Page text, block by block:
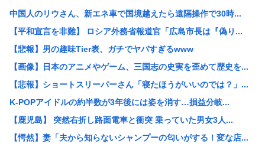
中国人のリウさん、新エネ車で国境越えたら遠隔操作で30時...
【平和宣言を非難】 ロシア外務省報道官「広島市長は『偽り...
【悲報】男の趣味Tier表、ガチでヤバすぎるwww
【画像】日本のアニメやゲーム、三国志の史実を歪めて歴史を...
【悲報】ショートスリーパーさん「寝たほうがいいのでは？」...
K-POPアイドルの約半数が3年後には姿を消す…損益分岐...
【鹿児島】 突然右折し路面電車と衝突 乗っていた男女3人...
【愕然】妻「夫から知らないシャンプーの匂いがする！変な店...